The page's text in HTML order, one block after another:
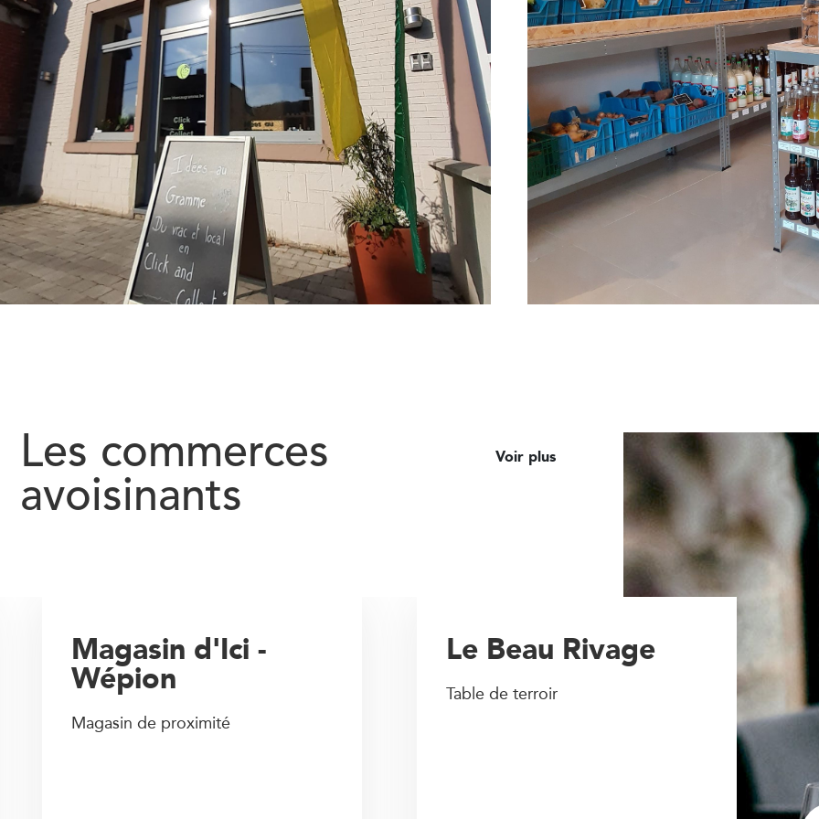
Les commerces
avoisinants
Voir plus
Le Beau Rivage
Table de terroir
Magasin d'Ici -
Wépion
Magasin de proximité